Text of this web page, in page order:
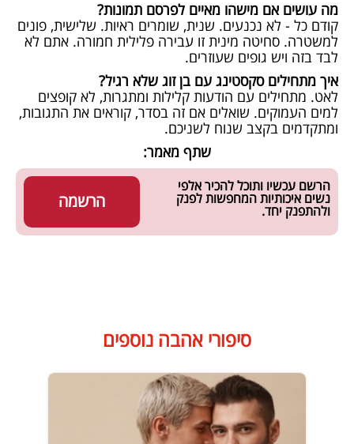
מה עושים אם מישהו מאיים לפרסם תמונות?
קודם כל - לא נכנעים. שנית, שומרים ראיות. שלישית, פונים
למשטרה. סחיטה מינית זו עבירה פלילית חמורה. אתם לא
לבד בזה ויש גופים שעוזרים.
איך מתחילים סקסטינג עם בן זוג שלא רגיל?
לאט. מתחילים עם הודעות קלילות ומתגרות, לא קופצים
למים העמוקים. שואלים אם זה בסדר, קוראים את התגובות,
ומתקדמים בקצב שנוח לשניכם.
שתף מאמר:
הרשמה
הרשם עכשיו ותוכל להכיר אלפי
נשים איכותיות המחפשות לפנק
ולהתפנק יחד.
סיפורי אהבה נוספים